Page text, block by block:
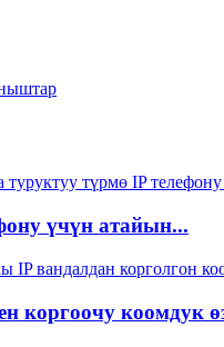
үчүн атайын...
коргоочу коомдук